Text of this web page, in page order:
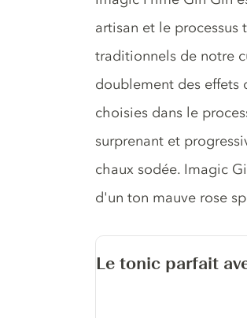
artisan et le
traditionnels de notre
doublement des effets
choisies dans le
surprenant et
chaux sodée. Imagic
d'un ton mauve rose
Le tonic parfait